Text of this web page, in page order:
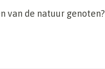
van de natuur genoten?